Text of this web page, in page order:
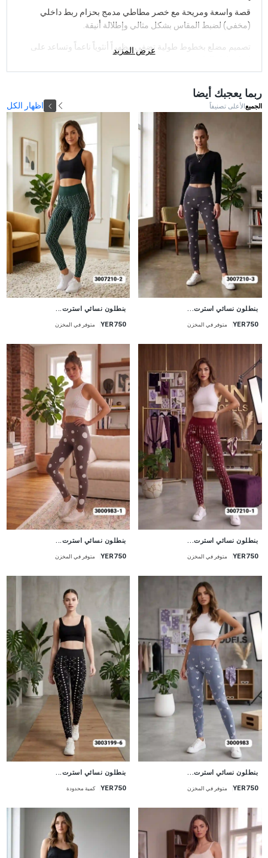
قصة واسعة ومريحة مع خصر مطاطي مدمج بحزام ربط داخلي
(مخفي) لضبط المقاس بشكل مثالي وإطلالة أنيقة.
تصميم مضلع بخطوط طولية تضفي مظهراً أنثوياً ناعماً وتساعد على
✔️ خصر مريح مع حزام داخلي لضبط المقاس بشكل عملي وأنيق.
✔️ خامة قابلة للتمدد لحرية حركة مثالية.
✔️ تصميم عصري يتناسب مع جميع الأوقات والمناسبات الكاجوال.
عرض المزيد
ربما يعجبك أيضا
الجميع الأعلى تصنيفاً اظهار الكل
بنطلون نسائي استرت...
YER750 متوفر في المخزن
بنطلون نسائي استرت...
YER750 متوفر في المخزن
بنطلون نسائي استرت...
YER750 متوفر في المخزن
بنطلون نسائي استرت...
YER750 متوفر في المخزن
بنطلون نسائي استرت...
YER750 متوفر في المخزن
بنطلون نسائي استرت...
YER750 كمية محدودة